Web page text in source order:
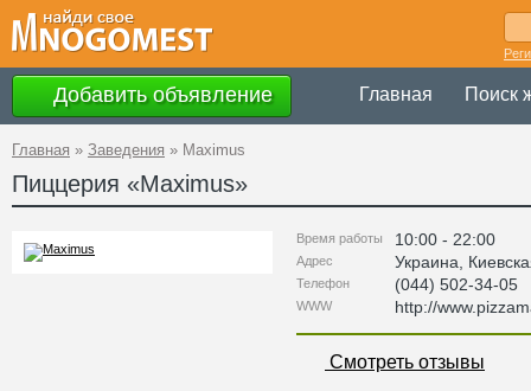
Добавить объявление Главная Поиск
Главная » Заведения » Maximus
Пиццерия «Maximus»
Время работы 10:00 - 22:00
Адрес Украина
Телефон (044) 502-34-05
WWW http://
Смотреть отзывы